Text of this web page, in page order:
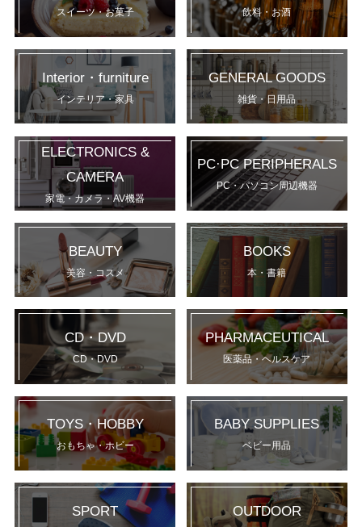
スイーツ・お菓子 飲料・お酒
Interior・furniture
インテリア・家具
GENERAL GOODS
雑貨・日用品
ELECTRONICS &
CAMERA
家電・カメラ・AV機器
PC·PC PERIPHERALS
PC・パソコン周辺機器
BEAUTY
美容・コスメ
BOOKS
本・書籍
CD・DVD
CD・DVD
PHARMACEUTICAL
医薬品・ヘルスケア
TOYS・HOBBY
おもちゃ・ホビー
BABY SUPPLIES
ベビー用品
SPORT OUTDOOR